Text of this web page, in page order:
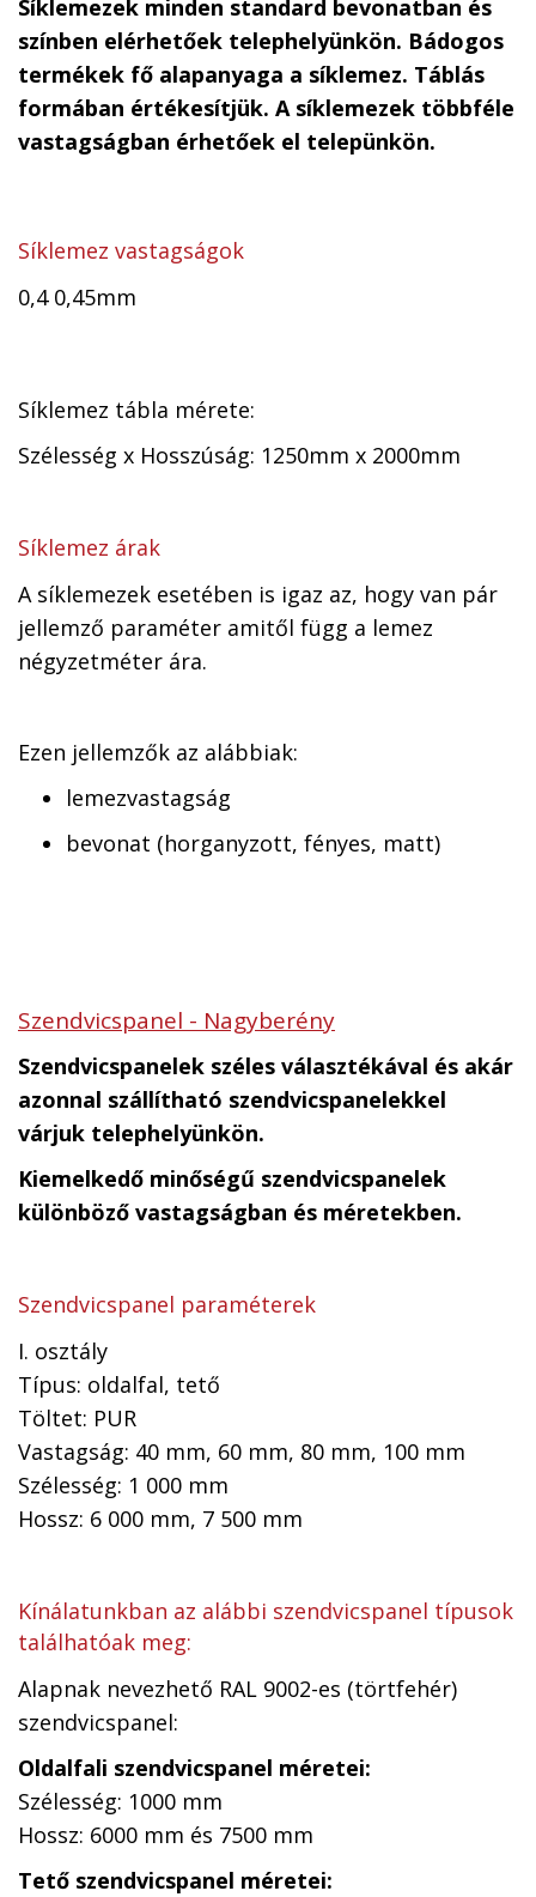
Síklemezek minden standard bevonatban és
színben elérhetőek telephelyünkön. Bádogos
termékek fő alapanyaga a síklemez. Táblás
formában értékesítjük. A síklemezek többféle
vastagságban érhetőek el telepünkön.
Síklemez vastagságok
0,4 0,45mm
Síklemez tábla mérete:
Szélesség x Hosszúság: 1250mm x 2000mm
Síklemez árak
A síklemezek esetében is igaz az, hogy van pár
jellemző paraméter amitől függ a lemez
négyzetméter ára.
Ezen jellemzők az alábbiak:
lemezvastagság
bevonat (horganyzott, fényes, matt)
Szendvicspanel - Nagyberény
Szendvicspanelek széles választékával és akár
azonnal szállítható szendvicspanelekkel
várjuk telephelyünkön.
Kiemelkedő minőségű szendvicspanelek
különböző vastagságban és méretekben.
Szendvicspanel paraméterek
I. osztály
Típus: oldalfal, tető
Töltet: PUR
Vastagság: 40 mm, 60 mm, 80 mm, 100 mm
Szélesség: 1 000 mm
Hossz: 6 000 mm, 7 500 mm
Kínálatunkban az alábbi szendvicspanel típusok
találhatóak meg:
Alapnak nevezhető RAL 9002-es (törtfehér)
szendvicspanel:
Oldalfali szendvicspanel méretei:
Szélesség: 1000 mm
Hossz: 6000 mm és 7500 mm
Tető szendvicspanel méretei: